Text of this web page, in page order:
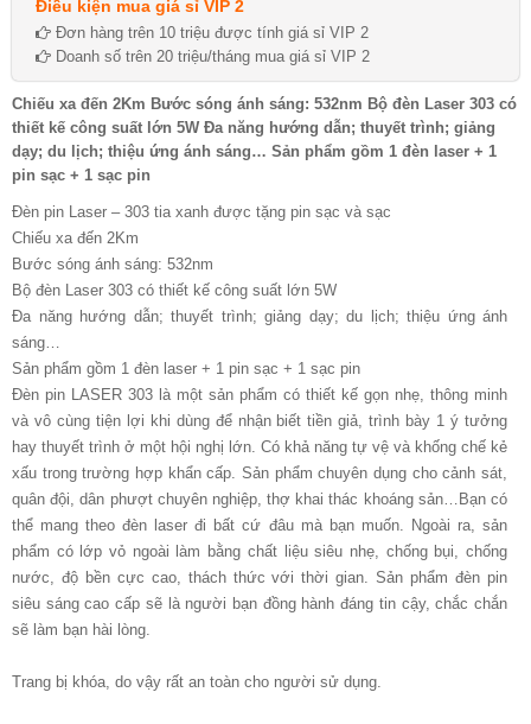
Điều kiện mua giá sỉ VIP 2
Đơn hàng trên 10 triệu được tính giá sỉ VIP 2
Doanh số trên 20 triệu/tháng mua giá sỉ VIP 2
Chiếu xa đến 2Km Bước sóng ánh sáng: 532nm Bộ đèn Laser 303 có
thiết kế công suất lớn 5W Đa năng hướng dẫn; thuyết trình; giảng
dạy; du lịch; thiệu ứng ánh sáng… Sản phẩm gồm 1 đèn laser + 1
pin sạc + 1 sạc pin
Đèn pin Laser – 303 tia xanh được tặng pin sạc và sạc
Chiếu xa đến 2Km
Bước sóng ánh sáng: 532nm
Bộ đèn Laser 303 có thiết kế công suất lớn 5W
Đa năng hướng dẫn; thuyết trình; giảng dạy; du lịch; thiệu ứng ánh
sáng…
Sản phẩm gồm 1 đèn laser + 1 pin sạc + 1 sạc pin
Đèn pin LASER 303 là một sản phẩm có thiết kế gọn nhẹ, thông minh
và vô cùng tiện lợi khi dùng để nhận biết tiền giả, trình bày 1 ý tưởng
hay thuyết trình ở một hội nghị lớn. Có khả năng tự vệ và khống chế kẻ
xấu trong trường hợp khẩn cấp. Sản phẩm chuyên dụng cho cảnh sát,
quân đội, dân phượt chuyên nghiệp, thợ khai thác khoáng sản…Bạn có
thể mang theo đèn laser đi bất cứ đâu mà bạn muốn. Ngoài ra, sản
phẩm có lớp vỏ ngoài làm bằng chất liệu siêu nhẹ, chống bụi, chống
nước, độ bền cực cao, thách thức với thời gian. Sản phẩm đèn pin
siêu sáng cao cấp sẽ là người bạn đồng hành đáng tin cậy, chắc chắn
sẽ làm bạn hài lòng.
Trang bị khóa, do vậy rất an toàn cho người sử dụng.